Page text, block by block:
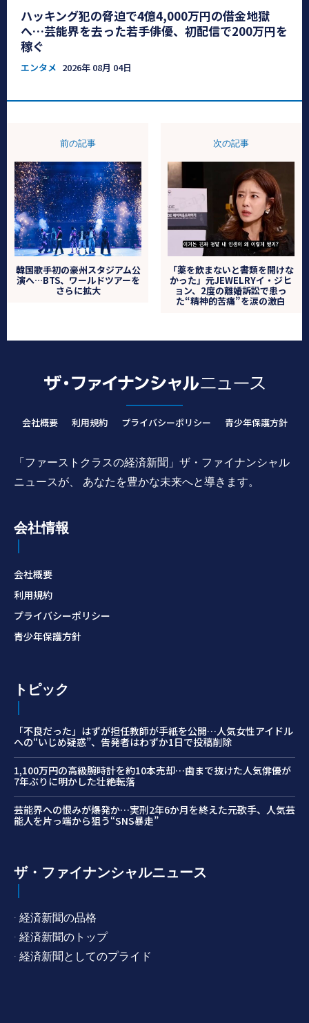
ハッキング犯の脅迫で4億4,000万円の借金地獄
へ…芸能界を去った若手俳優、初配信で200万円を
稼ぐ
エンタメ 2026年 08月 04日
前の記事
韓国歌手初の豪州スタジアム公
演へ…BTS、ワールドツアーを
さらに拡大
次の記事
「薬を飲まないと書類を開けな
かった」元JEWELRYイ・ジヒ
ョン、2度の離婚訴訟で患っ
た“精神的苦痛”を涙の激白
会社概要 利用規約 プライバシーポリシー 青少年保護方針
「ファーストクラスの経済新聞」ザ・ファイナンシャル
ニュースが、 あなたを豊かな未来へと導きます。
会社情報
会社概要
利用規約
プライバシーポリシー
青少年保護方針
トピック
「不良だった」はずが担任教師が手紙を公開…人気女性アイドル
への“いじめ疑惑”、告発者はわずか1日で投稿削除
1,100万円の高級腕時計を約10本売却…歯まで抜けた人気俳優が
7年ぶりに明かした壮絶転落
芸能界への恨みが爆発か…実刑2年6か月を終えた元歌手、人気芸
能人を片っ端から狙う“SNS暴走”
ザ・ファイナンシャルニュース
· 経済新聞の品格
· 経済新聞のトップ
· 経済新聞としてのプライド